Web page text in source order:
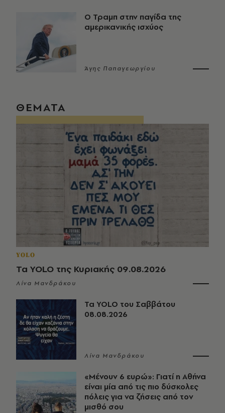
Ο Τραμπ στην παγίδα της
αμερικανικής ισχύος
Άγης Παπαγεωργίου
ΘΕΜΑΤΑ
YOLO
Τα YOLO της Κυριακής 09.08.2026
Λίνα Μανδράκου
Τα YOLO του Σαββάτου
08.08.2026
Λίνα Μανδράκου
«Μένουν 6 ευρώ»: Γιατί η Αθήνα
είναι μία από τις πιο δύσκολες
πόλεις για να ζήσεις από τον
μισθό σου